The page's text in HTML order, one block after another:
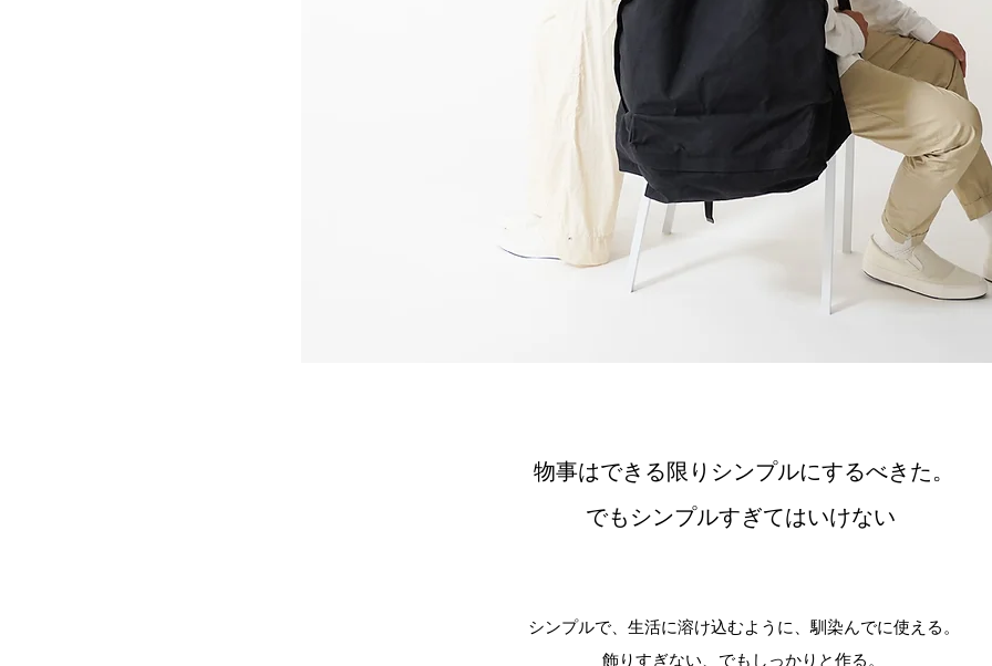
物事はできる限りシンプルにするべきた。
でもシンプルすぎてはいけない
シンプルで、生活に溶け込むように、馴染んでに使える。
飾りすぎない、でもしっかりと作る。